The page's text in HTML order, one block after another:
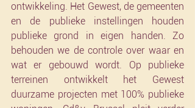
ontwikkeling. Het Gewest, de gemeenten
en de publieke instellingen houden
publieke grond in eigen handen. Zo
behouden we de controle over waar en
wat er gebouwd wordt. Op publieke
terreinen ontwikkelt het Gewest
duurzame projecten met 100% publieke